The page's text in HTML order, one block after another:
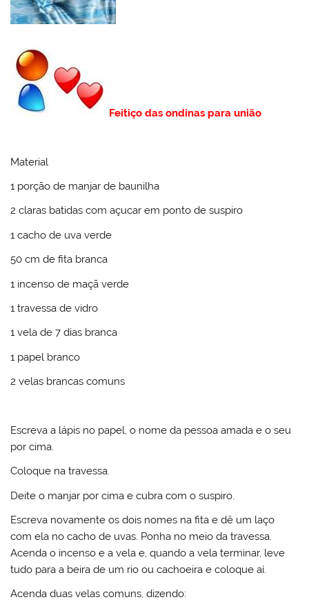
Feitiço das ondinas para união
Material
1 porção de manjar de baunilha
2 claras batidas com açucar em ponto de suspiro
1 cacho de uva verde
50 cm de fita branca
1 incenso de maçã verde
1 travessa de vidro
1 vela de 7 dias branca
1 papel branco
2 velas brancas comuns
Escreva a lápis no papel, o nome da pessoa amada e o seu
por cima.
Coloque na travessa.
Deite o manjar por cima e cubra com o suspiro.
Escreva novamente os dois nomes na fita e dê um laço
com ela no cacho de uvas. Ponha no meio da travessa.
Acenda o incenso e a vela e, quando a vela terminar, leve
tudo para a beira de um rio ou cachoeira e coloque aí.
Acenda duas velas comuns, dizendo: